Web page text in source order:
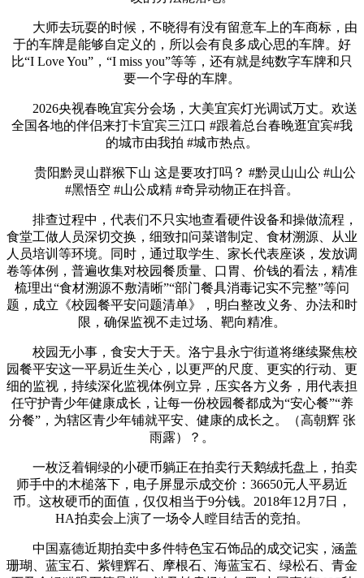
大师去玩耍的时候，不晓得有没有留意车上的车商标，由
于的车牌是能够自定义的，所以会有良多成心思的车牌。好
比“I Love You”，“I miss you”等等，还有就是纯数字车牌和只
要一个字母的车牌。
2026央视春晚宜宾分会场，大美宜宾灯光调试万丈。欢送
全国各地的伴侣来打卡宜宾三江口 #跟着总台春晚逛宜宾#我
的城市由我拍 #城市热点。
贵阳黔灵山群猴下山 这是要攻打吗？ #黔灵山山公 #山公
#黑悟空 #山公成精 #奇异动物正在抖音。
排查过程中，代表们不只实地查看硬件设备和操做流程，
食堂工做人员深切交换，细致扣问菜谱制定、食材溯源、从业
人员培训等环境。同时，通过取学生、家长代表座谈，发放调
卷等体例，普遍收集对校园餐质量、口胃、价钱的看法，精准
梳理出“食材溯源不敷清晰”“部门餐具消毒记实不完整”等问
题，成立《校园餐平安问题清单》，明白整改义务、办法和时
限，确保监视不走过场、靶向精准。
校园无小事，食安大于天。洛宁县永宁街道将继续聚焦校
园餐平安这一平易近生关心，以更严的尺度、更实的行动、更
细的监视，持续深化监视体例立异，压实各方义务，用代表担
任守护青少年健康成长，让每一份校园餐都成为“安心餐”“养
分餐”，为辖区青少年铺就平安、健康的成长之。（高朝辉 张
雨露）？。
一枚泛着铜绿的小硬币躺正在拍卖行天鹅绒托盘上，拍卖
师手中的木槌落下，电子屏显示成交价：36650元人平易近
币。这枚硬币的面值，仅仅相当于9分钱。2018年12月7日，
HA拍卖会上演了一场令人瞠目结舌的竞拍。
中国嘉德近期拍卖中多件特色宝石饰品的成交记实，涵盖
珊瑚、蓝宝石、紫锂辉石、摩根石、海蓝宝石、绿松石、青金